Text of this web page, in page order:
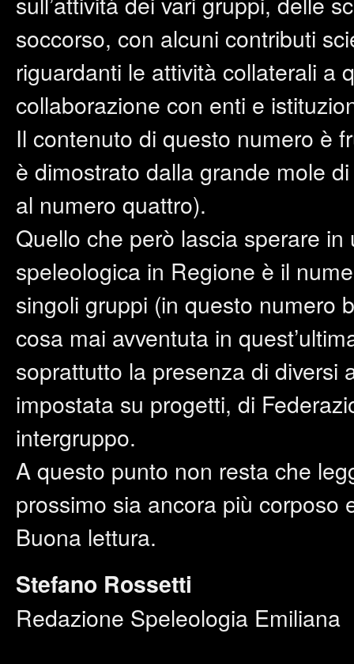
soccorso, con alcuni contributi
riguardanti le attività collaterali a
collaborazione con enti e
Il contenuto di questo numero è
è dimostrato dalla grande mole
al numero quattro).
Quello che però lascia sperare in
speleologica in Regione è il
singoli gruppi (in questo numero
cosa mai avventuta in
soprattutto la presenza di diversi
impostata su progetti, di
intergruppo.
A questo punto non resta che
prossimo sia ancora più corposo
Buona lettura.
Stefano Rossetti
Redazione Speleologia Emiliana